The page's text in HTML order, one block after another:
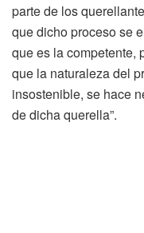
parte de los
que dicho proceso se
que es la competente,
que la naturaleza del
insostenible, se hace
de dicha querella”.